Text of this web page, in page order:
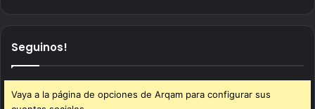
Seguinos!
Vaya a la página de opciones de Arqam para configurar sus